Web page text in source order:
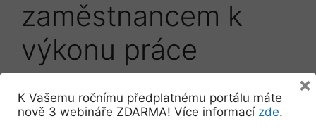
zaměstnancem k
výkonu práce
Tento obsah je určen pouze pro
K Vašemu ročnímu předplatnému portálu máte
nově 3 webináře ZDARMA! Více informací zde.
×